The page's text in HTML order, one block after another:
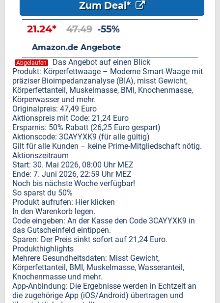
Zum Deal*
21.24* 47.49 -55%
Amazon.de Angebote
Abgelaufen
Das Angebot auf einen Blick
Produkt: Körperfettwaage – Moderne Smart-Waage mit
präziser Bioimpedanzanalyse (BIA), misst Gewicht,
Körperfettanteil, Muskelmasse, BMI, Knochenmasse,
Körperwasser und mehr.
Originalpreis: 47,49 Euro
Aktionspreis mit Code: 21,24 Euro
Ersparnis: 50% Rabatt (26,25 Euro gespart)
Aktionscode: 3CAYYXK9 (für alle gültig)
Gilt für alle Kunden – keine Prime-Mitgliedschaft nötig.
Aktionszeitraum
Start: 30. Mai 2026, 08:00 Uhr MEZ
Ende: 7. Juni 2026, 22:59 Uhr MEZ
Noch bis nächste Woche verfügbar!
So sparst du 50%
Produkt aufrufen: Hier klicken
In den Warenkorb legen.
Code eingeben: An der Kasse den Code 3CAYYXK9 in
das Gutscheinfeld eintippen.
Sparen: Der Preis sinkt sofort auf 21,24 Euro.
Produkthighlights
Mehrere Gesundheitsdaten: Misst Gewicht,
Körperfettanteil, BMI, Muskelmasse, Wasseranteil,
Knochenmasse und mehr.
App-Anbindung: Die Ergebnisse werden in Echtzeit an
die zugehörige App (iOS/Android) übertragen und